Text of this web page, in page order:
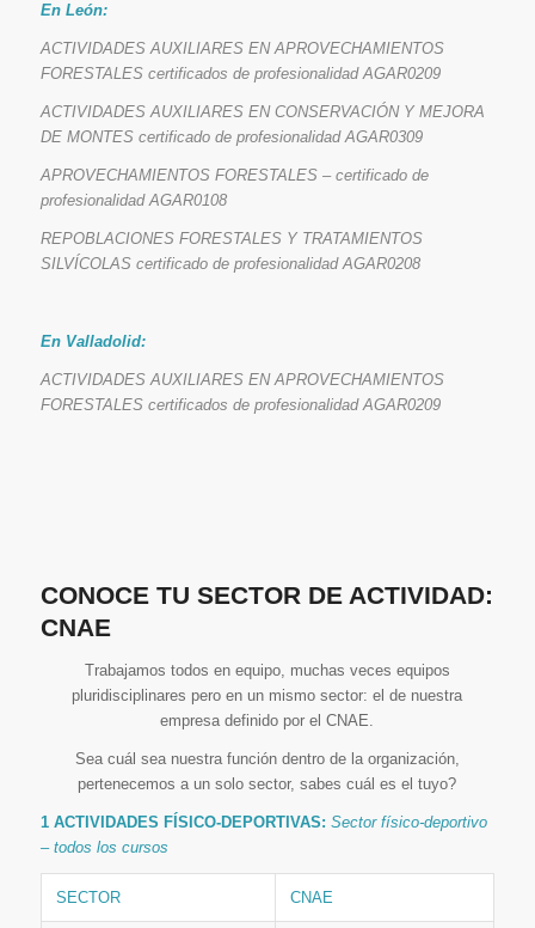
En León:
ACTIVIDADES AUXILIARES EN APROVECHAMIENTOS
FORESTALES certificados de profesionalidad AGAR0209
ACTIVIDADES AUXILIARES EN CONSERVACIÓN Y MEJORA
DE MONTES certificado de profesionalidad AGAR0309
APROVECHAMIENTOS FORESTALES – certificado de
profesionalidad AGAR0108
REPOBLACIONES FORESTALES Y TRATAMIENTOS
SILVÍCOLAS certificado de profesionalidad AGAR0208
En Valladolid:
ACTIVIDADES AUXILIARES EN APROVECHAMIENTOS
FORESTALES certificados de profesionalidad AGAR0209
CONOCE TU SECTOR DE ACTIVIDAD:
CNAE
Trabajamos todos en equipo, muchas veces equipos
pluridisciplinares pero en un mismo sector: el de nuestra
empresa definido por el CNAE.
Sea cuál sea nuestra función dentro de la organización,
pertenecemos a un solo sector, sabes cuál es el tuyo?
1 ACTIVIDADES FÍSICO-DEPORTIVAS: Sector físico-deportivo
– todos los cursos
SECTOR CNAE